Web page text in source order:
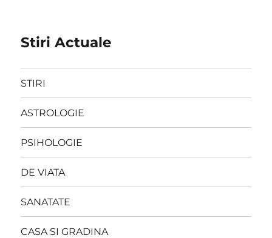
Stiri Actuale
STIRI
ASTROLOGIE
PSIHOLOGIE
DE VIATA
SANATATE
CASA SI GRADINA